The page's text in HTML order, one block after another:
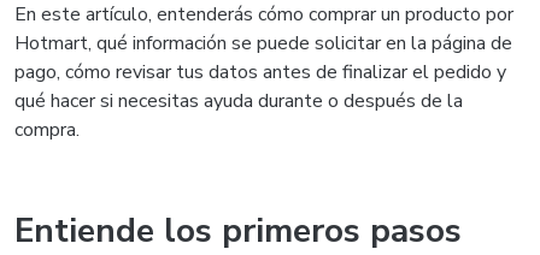
En este artículo, entenderás cómo comprar un producto por
Hotmart, qué información se puede solicitar en la página de
pago, cómo revisar tus datos antes de finalizar el pedido y
qué hacer si necesitas ayuda durante o después de la
compra.
Entiende los primeros pasos